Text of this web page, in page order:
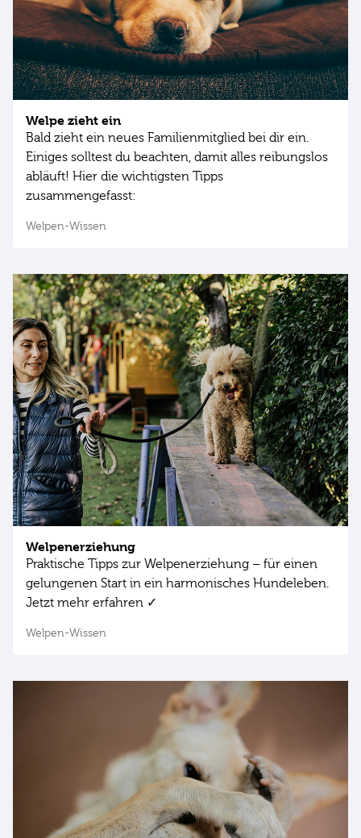
Welpe zieht ein
Bald zieht ein neues Familienmitglied bei dir ein.
Einiges solltest du beachten, damit alles reibungslos
abläuft! Hier die wichtigsten Tipps
zusammengefasst:
Welpen-Wissen
Welpenerziehung
Praktische Tipps zur Welpenerziehung – für einen
gelungenen Start in ein harmonisches Hundeleben.
Jetzt mehr erfahren ✓
Welpen-Wissen